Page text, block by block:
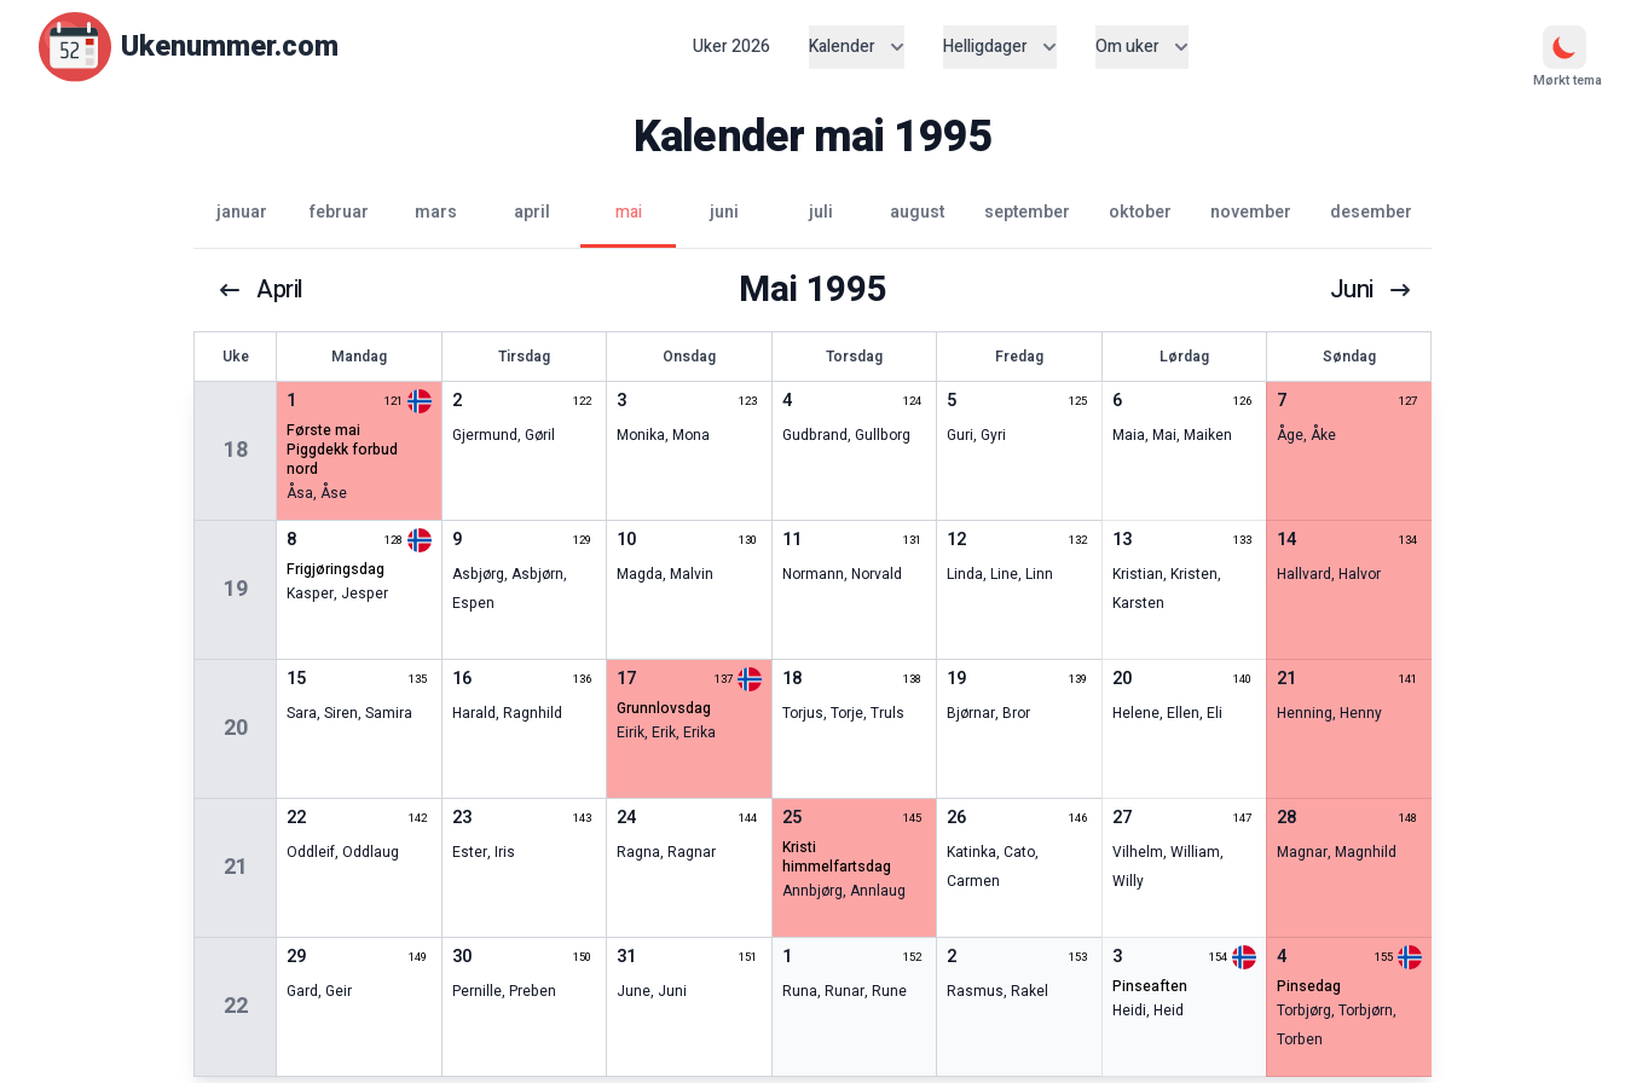
Ukenummer.com Uker2026 Kalender Helligdager Om uker
Mørkt tema
Kalendermai 1995
januar februar mars april mai juni juli august september oktober november desember
April Mai 1995 Juni
Uke Mandag Tirsdag Onsdag Torsdag Fredag Lørdag Søndag
18
1 121
første mai
piggdekk forbud
nord
Åsa,Åse
2 122
Gjermund, Gøril
3 123
Monika,Mona
4 124
Gudbrand, Gullborg
5 125
Guri,Gyri
6 126
Maia, Mai, Maiken
7 127
Åge,Åke
19
8 128
frigjøringsdag
Kasper, Jesper
9 129
Asbjørg, Asbjørn,
Espen
10 130
Magda,Malvin
11 131
Normann, Norvald
12 132
Linda,Line,Linn
13 133
Kristian, Kristen,
Karsten
14 134
Hallvard,Halvor
20
15 135
Sara,Siren,Samira
16 136
Harald, Ragnhild
17 137
grunnlovsdag
Eirik,Erik,Erika
18 138
Torjus, Torje, Truls
19 139
Bjørnar,Bror
20 140
Helene, Ellen, Eli
21 141
Henning,Henny
21
22 142
Oddleif,Oddlaug
23 143
Ester, Iris
24 144
Ragna,Ragnar
25 145
kristi
himmelfartsdag
Annbjørg, Annlaug
26 146
Katinka,Cato,
Carmen
27 147
Vilhelm, William,
Willy
28 148
Magnar,Magnhild
22
29 149
Gard,Geir
30 150
Pernille, Preben
31 151
June, Juni
1 152
Runa, Runar, Rune
2 153
Rasmus,Rakel
3 154
pinseaften
Heidi, Heid
4 155
pinsedag
Torbjørg,Torbjørn,
Torben